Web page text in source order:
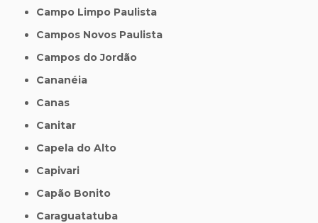
Campo Limpo Paulista
Campos Novos Paulista
Campos do Jordão
Cananéia
Canas
Canitar
Capela do Alto
Capivari
Capão Bonito
Caraguatatuba